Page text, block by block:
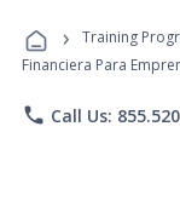
› Training
Financiera Para
phone Call Us: